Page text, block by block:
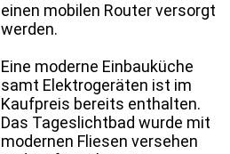
einen mobilen Router versorgt
werden.
Eine moderne Einbauküche
samt Elektrogeräten ist im
Kaufpreis bereits enthalten.
Das Tageslichtbad wurde mit
modernen Fliesen versehen